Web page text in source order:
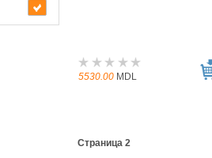
5530.00 MDL
Страница 2